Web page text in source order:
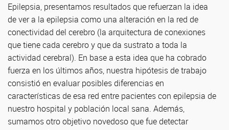
Epilepsia, presentamos resultados que refuerzan la idea
de ver a la epilepsia como una alteración en la red de
conectividad del cerebro (la arquitectura de conexiones
que tiene cada cerebro y que da sustrato a toda la
actividad cerebral). En base a esta idea que ha cobrado
fuerza en los últimos años, nuestra hipótesis de trabajo
consistió en evaluar posibles diferencias en
características de esa red entre pacientes con epilepsia de
nuestro hospital y población local sana. Además,
sumamos otro objetivo novedoso que fue detectar